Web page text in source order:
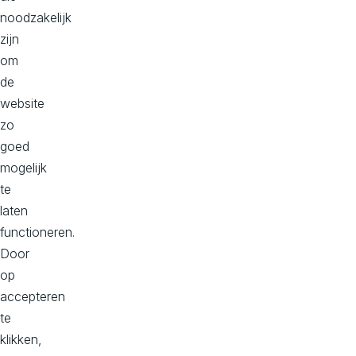
passende
technische
oplossing
die
ondersteunend
is
aan
je
business
doelstellingen.
Benieuwd
naar
hoe
wij
dit
aanpakken?
noodzakelijk
zijn
om
de
website
zo
goed
mogelijk
te
laten
functioneren.
Door
op
accepteren
te
klikken,